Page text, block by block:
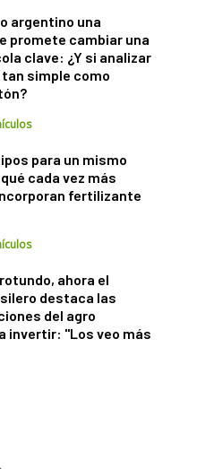
argentino una
promete cambiar una
clave: ¿Y si analizar
simple como
para un mismo
cada vez más
fertilizante
ahora el
destaca las
del agro
invertir: "Los veo más